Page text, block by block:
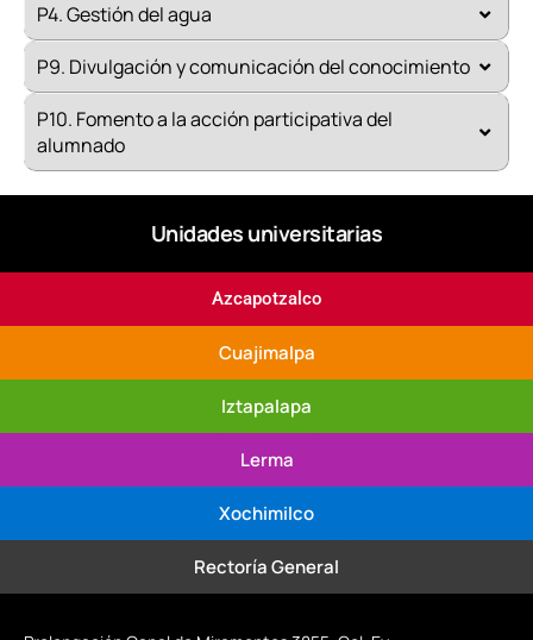
P4. Gestión del agua
P9. Divulgación y comunicación del conocimiento
P10. Fomento a la acción participativa del
alumnado
Unidades universitarias
Azcapotzalco
Cuajimalpa
Iztapalapa
Lerma
Xochimilco
Rectoría General